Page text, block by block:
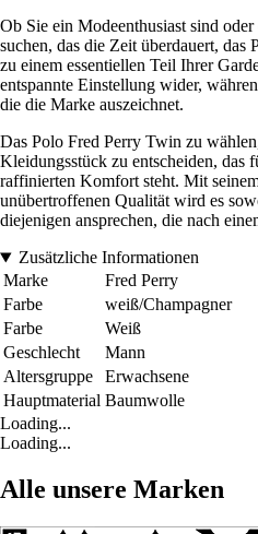
Ob Sie ein Modeenthusiast sind
suchen, das die Zeit überdauert,
zu einem essentiellen Teil Ihrer
entspannte Einstellung wider,
die die Marke auszeichnet.
Das Polo Fred Perry Twin zu
Kleidungsstück zu entscheiden, das
raffinierten Komfort steht. Mit
unübertroffenen Qualität wird es
diejenigen ansprechen, die nach
Zusätzliche Informationen
Marke
Fred Perry
Farbe
weiß/Champagner
Farbe
Weiß
Geschlecht
Mann
Altersgruppe
Erwachsene
Hauptmaterial Baumwolle
Loading...
Loading...
Alle unsere Marken